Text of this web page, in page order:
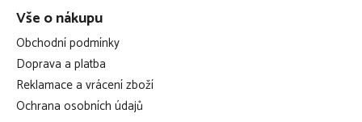
1x polstrované sedátko
1x elektronický panel + hračky
Elektronický panel - funkce:
otáčecí kočička o 360° - z leva / doprava
Vše o nákupu
Obchodní podmínky
Doprava a platba
Reklamace a vrácení zboží
Ochrana osobních údajů